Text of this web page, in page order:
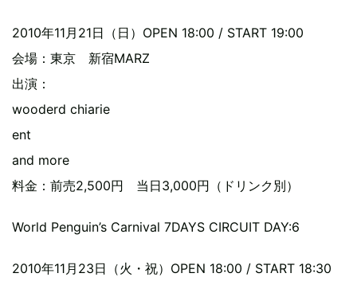
2010年11月21日（日）OPEN 18:00 / START 19:00
会場：東京 新宿MARZ
出演：
wooderd chiarie
ent
and more
料金：前売2,500円 当日3,000円（ドリンク別）
World Penguin’s Carnival 7DAYS CIRCUIT DAY:6
2010年11月23日（火・祝）OPEN 18:00 / START 18:30